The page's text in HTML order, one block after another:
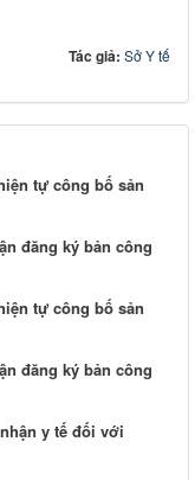
Tác giả: Sở Y tế
tự công bố sản
đăng ký bản công
tự công bố sản
đăng ký bản công
y tế đối với